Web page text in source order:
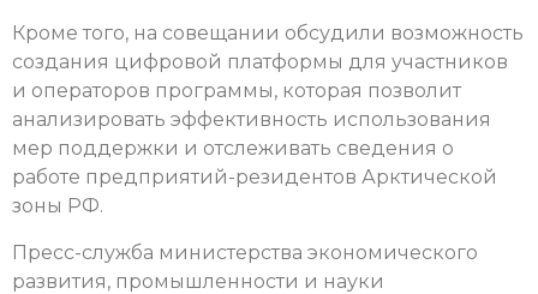
Кроме того, на совещании обсудили возможность
создания цифровой платформы для участников
и операторов программы, которая позволит
анализировать эффективность использования
мер поддержки и отслеживать сведения о
работе предприятий-резидентов Арктической
зоны РФ.
Пресс-служба министерства экономического
развития, промышленности и науки